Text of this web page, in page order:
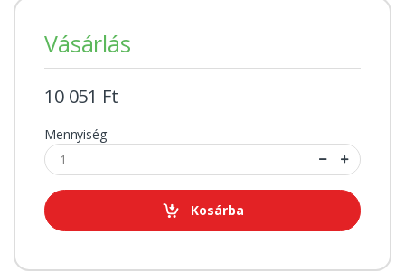
Vásárlás
10 051 Ft
Mennyiség
Kosárba